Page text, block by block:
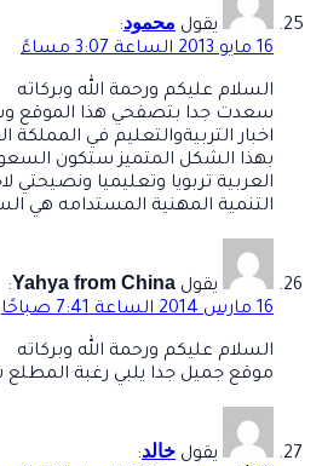
يقول محمود:
16 مايو 2013 الساعة 3:07 مساءً
السلام عليكم ورحمة الله وبركاته
سعدت جدا بتصفحي هذا الموقع
اخبار التربيةوالتعليم في المملكة
بهذا الشكل المتميز ستكون
العربية تربويا وتعليميا ونصيحتي
التنمية المهنية المستدامه هي
يقول Yahya from China
:
16 مارس 2014 الساعة 7:41 صباحًا
السلام عليكم ورحمة الله وبركاته
موقع جميل جدا يلبي رغبة
يقول خالد: